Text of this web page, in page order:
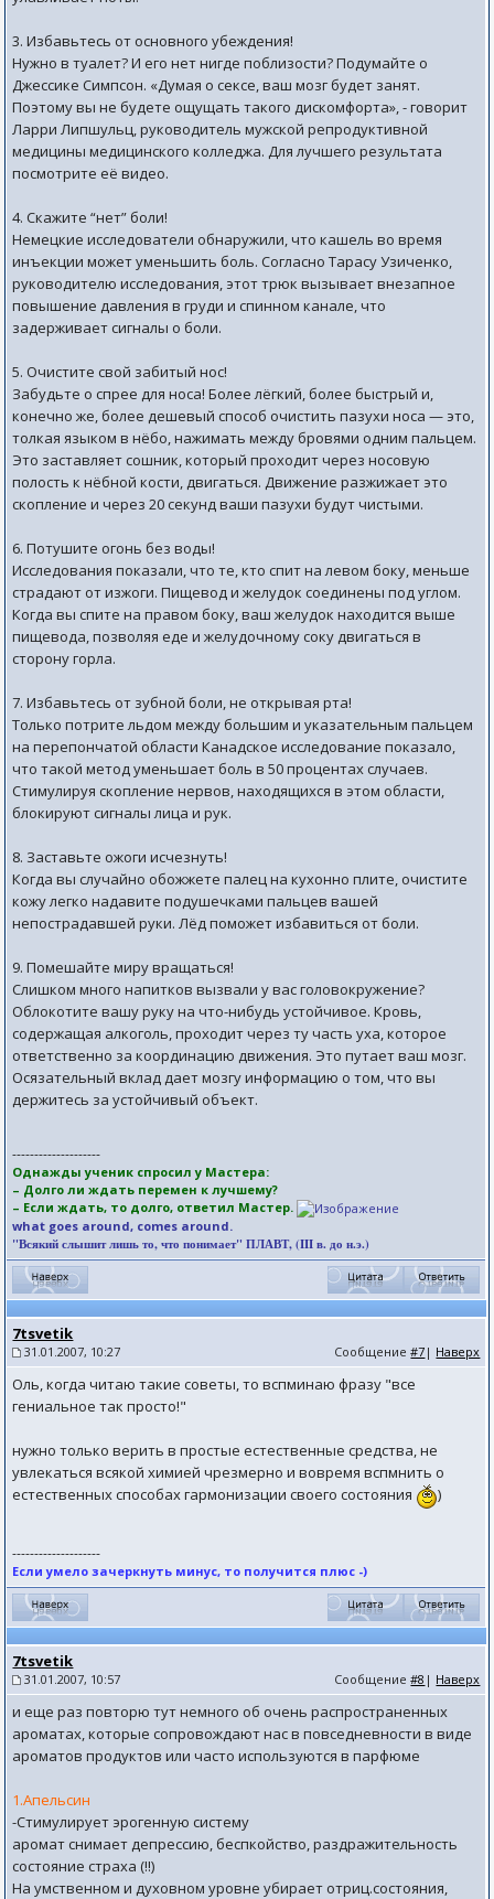
3. Избавьтесь от основного убеждения!
Нужно в туалет? И его нет нигде поблизости? Подумайте о
Джессике Симпсон. «Думая о сексе, ваш мозг будет занят.
Поэтому вы не будете ощущать такого дискомфорта», - говорит
Ларри Липшульц, руководитель мужской репродуктивной
медицины медицинского колледжа. Для лучшего результата
посмотрите её видео.
4. Скажите “нет” боли!
Немецкие исследователи обнаружили, что кашель во время
инъекции может уменьшить боль. Согласно Тарасу Узиченко,
руководителю исследования, этот трюк вызывает внезапное
повышение давления в груди и спинном канале, что
задерживает сигналы о боли.
5. Очистите свой забитый нос!
Забудьте о спрее для носа! Более лёгкий, более быстрый и,
конечно же, более дешевый способ очистить пазухи носа — это,
толкая языком в нёбо, нажимать между бровями одним пальцем.
Это заставляет сошник, который проходит через носовую
полость к нёбной кости, двигаться. Движение разжижает это
скопление и через 20 секунд ваши пазухи будут чистыми.
6. Потушите огонь без воды!
Исследования показали, что те, кто спит на левом боку, меньше
страдают от изжоги. Пищевод и желудок соединены под углом.
Когда вы спите на правом боку, ваш желудок находится выше
пищевода, позволяя еде и желудочному соку двигаться в
сторону горла.
7. Избавьтесь от зубной боли, не открывая рта!
Только потрите льдом между большим и указательным пальцем
на перепончатой области Канадское исследование показало,
что такой метод уменьшает боль в 50 процентах случаев.
Стимулируя скопление нервов, находящихся в этом области,
блокируют сигналы лица и рук.
8. Заставьте ожоги исчезнуть!
Когда вы случайно обожжете палец на кухонно плите, очистите
кожу легко надавите подушечками пальцев вашей
непострадавшей руки. Лёд поможет избавиться от боли.
9. Помешайте миру вращаться!
Слишком много напитков вызвали у вас головокружение?
Облокотите вашу руку на что-нибудь устойчивое. Кровь,
содержащая алкоголь, проходит через ту часть уха, которое
ответственно за координацию движения. Это путает ваш мозг.
Осязательный вклад дает мозгу информацию о том, что вы
держитесь за устойчивый объект.
--------------------
Однажды ученик спросил у Мастера:
– Долго ли ждать перемен к лучшему?
– Если ждать, то долго, ответил Мастер.
what goes around, comes around.
"Всякий слышит лишь то, что понимает" ПЛАВТ, (III в. до н.э.)
7tsvetik
31.01.2007, 10:27 Сообщение#7 | Наверх
Оль, когда читаю такие советы, то вспминаю фразу "все
гениальное так просто!"
нужно только верить в простые естественные средства, не
увлекаться всякой химией чрезмерно и вовремя вспмнить о
естественных способах гармонизации своего состояния
)
--------------------
Если умело зачеркнуть минус, то получится плюс -)
7tsvetik
31.01.2007, 10:57 Сообщение#8 | Наверх
и еще раз повторю тут немного об очень распространенных
ароматах, которые сопровождают нас в повседневности в виде
ароматов продуктов или часто используются в парфюме
1.Апельсин
-Стимулирует эрогенную систему
аромат снимает депрессию, беспкойство, раздражительность
состояние страха (!!)
На умственном и духовном уровне убирает отриц.состояния,